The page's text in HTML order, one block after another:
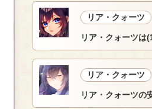
リア・クォーツ
リア・クォーツは
リア・クォーツ
リア・クォーツの